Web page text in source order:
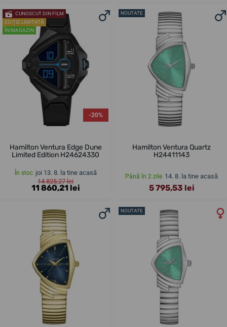
CUNOSCUT DIN FILM
EDIȚIE LIMITATĂ
ÎN MAGAZIN
-20%
Hamilton Ventura Edge Dune
Limited Edition H24624330
În stoc joi 13. 8. la tine acasă
14 825,27 lei
11 860,21 lei
NOUTATE
Hamilton Ventura Quartz
H24411143
Până în 2 zile 14. 8. la tine acasă
5 795,53 lei
NOUTATE